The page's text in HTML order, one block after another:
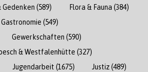
Gedenken (589) Flora & Fauna (384)
Gastronomie (549)
Gewerkschaften (590)
& Westfalenhütte (327)
Jugendarbeit (1675) Justiz(489)